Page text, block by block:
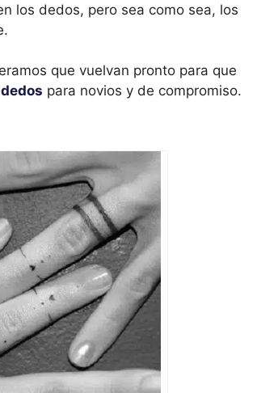
los dedos, pero sea como sea, los
que vuelvan pronto para que
para novios y de compromiso.